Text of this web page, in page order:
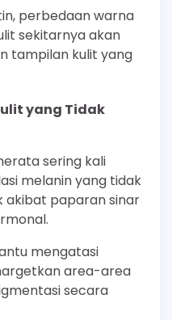
perbedaan warna
sekitarnya akan
tampilan kulit yang
yang Tidak
sering kali
melanin yang tidak
akibat paparan sinar
mengatasi
area-area
secara